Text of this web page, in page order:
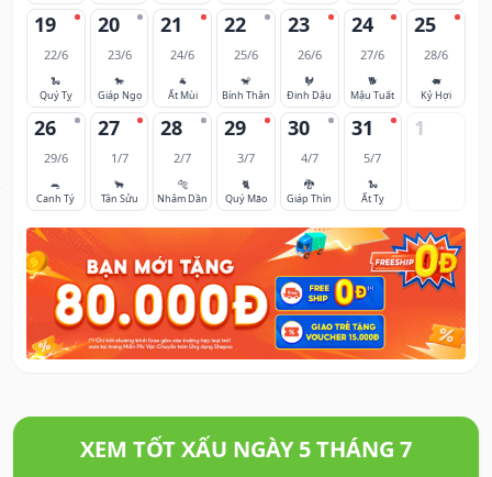
19
22/6
🐍
Quý Tỵ
20
23/6
🐎
Giáp Ngọ
21
24/6
🐐
Ất Mùi
22
25/6
🐒
Bính Thân
23
26/6
🐓
Đinh Dậu
24
27/6
🐕
Mậu Tuất
25
28/6
🐖
Kỷ Hợi
26
29/6
🐀
Canh Tý
27
1/7
🐂
Tân Sửu
28
2/7
🐅
Nhâm Dần
29
3/7
🐈
Quý Mão
30
4/7
🐉
Giáp Thìn
31
5/7
🐍
Ất Tỵ
1
XEM TỐT XẤU NGÀY 5 THÁNG 7